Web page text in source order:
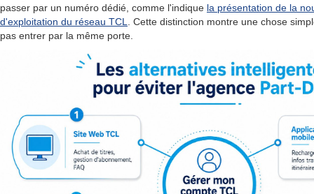
passer par un numéro dédié, comme l'indique la présentation de la
d'exploitation du réseau TCL
. Cette distinction montre une chose
pas entrer par la même porte.